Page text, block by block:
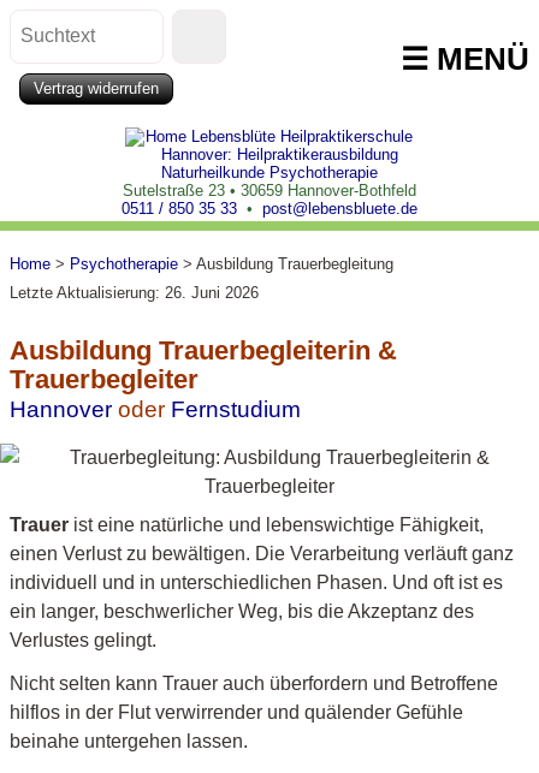
Vertrag widerrufen
☰ MENÜ
Sutelstraße 23 • 30659 Hannover-Bothfeld
0511 / 850 35 33 • post@lebensbluete.de
Home > Psychotherapie > Ausbildung Trauerbegleitung
Letzte Aktualisierung: 26. Juni 2026
Ausbildung Trauerbegleiterin &
Trauerbegleiter
Hannover oder Fernstudium
Trauer ist eine natürliche und lebenswichtige Fähigkeit,
einen Verlust zu bewältigen. Die Verarbeitung verläuft ganz
individuell und in unterschiedlichen Phasen. Und oft ist es
ein langer, beschwerlicher Weg, bis die Akzeptanz des
Verlustes gelingt.
Nicht selten kann Trauer auch überfordern und Betroffene
hilflos in der Flut verwirrender und quälender Gefühle
beinahe untergehen lassen.